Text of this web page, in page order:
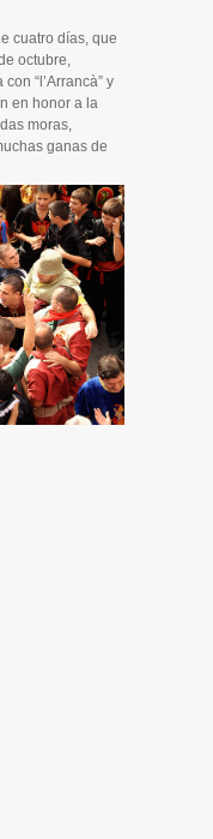
cuatro días, que
octubre,
“l’Arrancà” y
en honor a la
moras,
ganas de